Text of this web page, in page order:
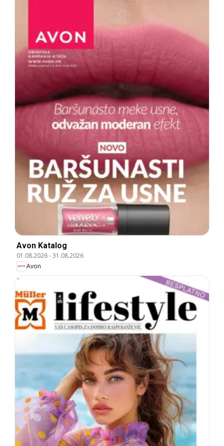
Avon Katalog
01.08.2026-31.08.2026
Avon